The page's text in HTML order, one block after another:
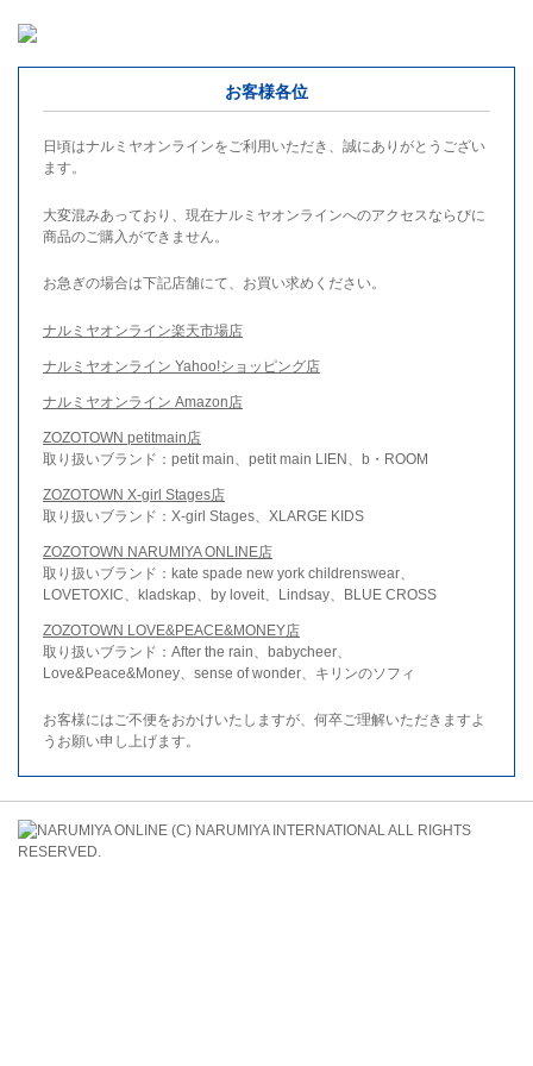
お客様各位
日頃はナルミヤオンラインをご利用いただき、誠にありがとうござい
ます。
大変混みあっており、現在ナルミヤオンラインへのアクセスならびに
商品のご購入ができません。
お急ぎの場合は下記店舗にて、お買い求めください。
ナルミヤオンライン楽天市場店
ナルミヤオンライン Yahoo!ショッピング店
ナルミヤオンライン Amazon店
ZOZOTOWN petitmain店
取り扱いブランド：petit main、petit main LIEN、b・ROOM
ZOZOTOWN X-girl Stages店
取り扱いブランド：X-girl Stages、XLARGE KIDS
ZOZOTOWN NARUMIYA ONLINE店
取り扱いブランド：kate spade new york childrenswear、
LOVETOXIC、kladskap、by loveit、Lindsay、BLUE CROSS
ZOZOTOWN LOVE&PEACE&MONEY店
取り扱いブランド：After the rain、babycheer、
Love&Peace&Money、sense of wonder、キリンのソフィ
お客様にはご不便をおかけいたしますが、何卒ご理解いただきますよ
うお願い申し上げます。